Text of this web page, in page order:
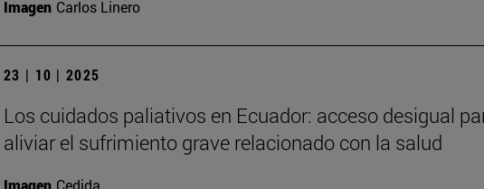
Imagen Carlos Linero
23 | 10 | 2025
Los cuidados paliativos en Ecuador: acceso desigual
aliviar el sufrimiento grave relacionado con la salud
Imagen Cedida